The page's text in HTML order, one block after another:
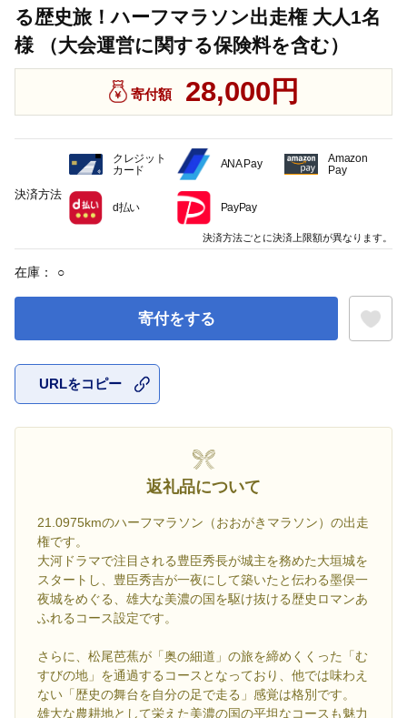
る歴史旅！ハーフマラソン出走権 大人1名
様 （大会運営に関する保険料を含む）
寄付額 28,000円
在庫： ○
寄付をする
URLをコピー
返礼品について
21.0975kmのハーフマラソン（おおがきマラソン）の出走
権です。
大河ドラマで注目される豊臣秀長が城主を務めた大垣城を
スタートし、豊臣秀吉が一夜にして築いたと伝わる墨俣一
夜城をめぐる、雄大な美濃の国を駆け抜ける歴史ロマンあ
ふれるコース設定です。
さらに、松尾芭蕉が「奥の細道」の旅を締めくくった「む
すびの地」を通過するコースとなっており、他では味わえ
ない「歴史の舞台を自分の足で走る」感覚は格別です。
雄大な農耕地として栄えた美濃の国の平坦なコースも魅力
決済方法
クレジット
カード
ANA Pay
Amazon
Pay
d払い PayPay
決済方法ごとに決済上限額が異なります。